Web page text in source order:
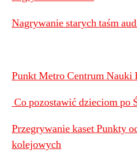
Nagrywanie starych taśm
Punkt Metro Centrum Nauki
Co pozostawić dzieciom po
Przegrywanie kaset Punkty
kolejowych